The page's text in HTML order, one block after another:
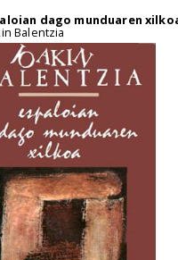
dago munduaren
Balentzia